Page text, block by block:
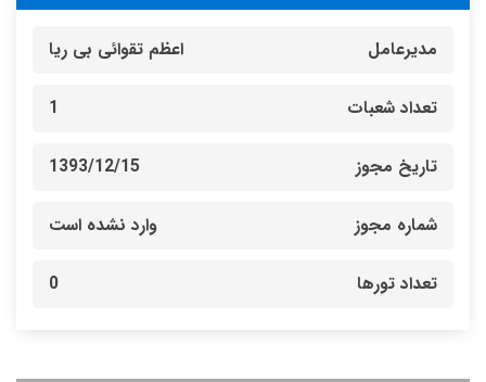
مدیرعامل اعظم تقوائی بی ریا
تعداد شعبات 1
تاریخ مجوز 1393/12/15
شماره مجوز وارد نشده است
تعداد تورها 0